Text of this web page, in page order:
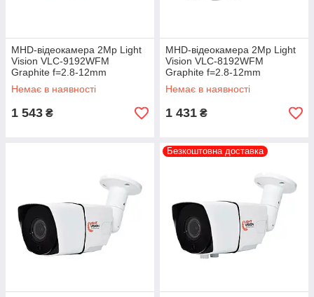
MHD-відеокамера 2Mp Light
Vision VLC-9192WFM
Graphite f=2.8-12mm
Немає в наявності
1 543 ₴
MHD-відеокамера 2Mp Light
Vision VLC-8192WFM
Graphite f=2.8-12mm
Немає в наявності
1 431 ₴
Безкоштовна доставка